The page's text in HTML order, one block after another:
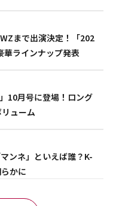
まで出演決定！「202
華ラインナップ発表
10月号に登場！ロング
ューム
ンネ」といえば誰？K-
かに